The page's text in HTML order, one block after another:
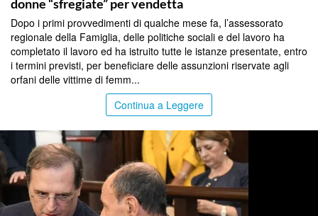
donne “sfregiate” per vendetta
Dopo i primi provvedimenti di qualche mese fa, l’assessorato
regionale della Famiglia, delle politiche sociali e del lavoro ha
completato il lavoro ed ha istruito tutte le istanze presentate, entro
i termini previsti, per beneficiare delle assunzioni riservate agli
orfani delle vittime di femm...
Continua a Leggere